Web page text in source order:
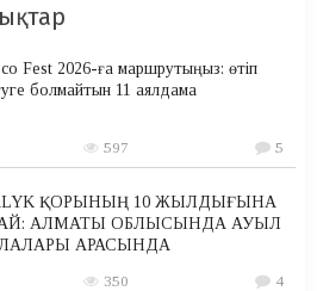
Fest 2026-ға маршрутыңыз: өтіп
болмайтын 11 аялдама
597 5
ҚОРЫНЫҢ 10 ЖЫЛДЫҒЫНА
АЛМАТЫ ОБЛЫСЫНДА АУЫЛ
АРАСЫНДА
350 4